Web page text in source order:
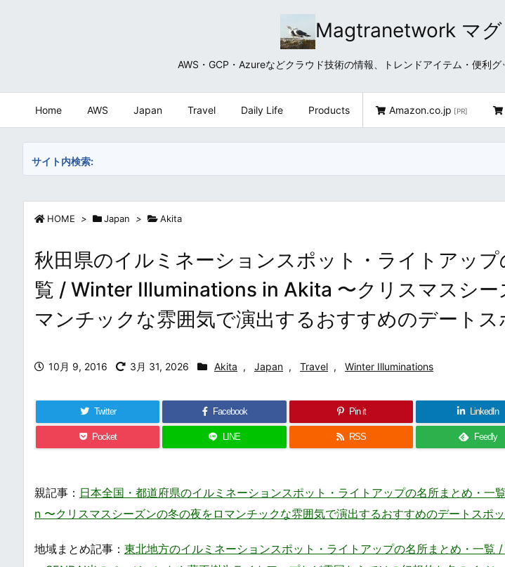
Magtranetwork マ
AWS・GCP・Azureなどクラウド技術の情報、トレンドアイテム・便利
Home AWS Japan Travel Daily Life Products Amazon.co.jp [PR]
サイト内検索:
HOME > Japan > Akita
秋田県のイルミネーションスポット・ライトアッ
覧 / Winter Illuminations in Akita 〜クリスマスシー
マンチックな雰囲気で演出するおすすめのデートス
10月 9, 2016 3月 31, 2026 Akita , Japan , Travel , Winter Illuminations
Twitter Facebook Pin it LinkedIn
Pocket LINE RSS Feedly
親記事： 日本全国・都道府県のイルミネーションスポット・ライトアップの名所まとめ・
n 〜クリスマスシーズンの冬の夜をロマンチックな雰囲気で演出するおすすめのデートスポ
地域まとめ記事： 東北地方のイルミネーションスポット・ライトアップの名所まとめ・一